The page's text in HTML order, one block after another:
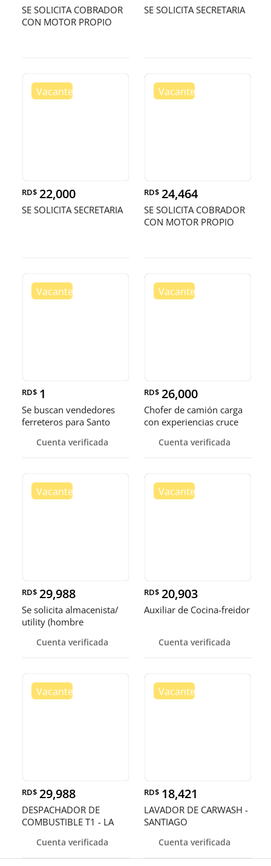
SE SOLICITA COBRADOR
CON MOTOR PROPIO
SE SOLICITA SECRETARIA
RD$ 22,000
SE SOLICITA SECRETARIA
RD$ 24,464
SE SOLICITA COBRADOR
CON MOTOR PROPIO
RD$ 1
Se buscan vendedores
ferreteros para Santo
Cuenta verificada
RD$ 26,000
Chofer de camión carga
con experiencias cruce
Cuenta verificada
RD$ 29,988
Se solicita almacenista/
utility (hombre
Cuenta verificada
RD$ 20,903
Auxiliar de Cocina-freidor
Cuenta verificada
RD$ 29,988
DESPACHADOR DE
COMBUSTIBLE T1 - LA
Cuenta verificada
RD$ 18,421
LAVADOR DE CARWASH -
SANTIAGO
Cuenta verificada